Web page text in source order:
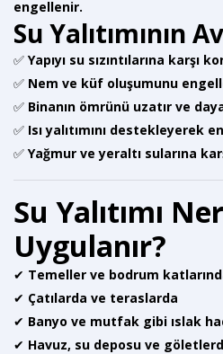
engellenir.
Su Yalıtımının
✅ Yapıyı su sızıntılarına karşı
✅ Nem ve küf oluşumunu
✅ Binanın ömrünü uzatır ve
✅ Isı yalıtımını destekleyerek
✅ Yağmur ve yeraltı sularına
Su Yalıtımı
Uygulanır?
✔ Temeller ve bodrum
✔ Çatılarda ve teraslarda
✔ Banyo ve mutfak gibi ıslak
✔ Havuz, su deposu ve